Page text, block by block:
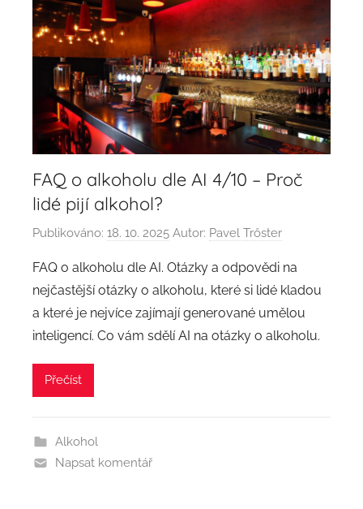
FAQ o alkoholu dle AI 4/10 – Proč
lidé pijí alkohol?
Publikováno: 18. 10. 2025 Autor: Pavel Trőster
FAQ o alkoholu dle AI. Otázky a odpovědi na
nejčastější otázky o alkoholu, které si lidé kladou
a které je nejvíce zajímají generované umělou
inteligencí. Co vám sdělí AI na otázky o alkoholu.
Přečíst
Alkohol
Napsat komentář